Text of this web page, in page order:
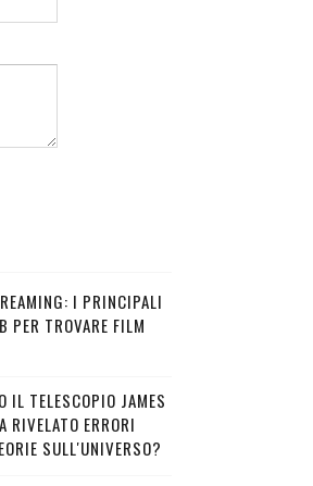
I PRINCIPALI
PER TROVARE FILM
IL TELESCOPIO JAMES
RIVELATO ERRORI
SULL'UNIVERSO?